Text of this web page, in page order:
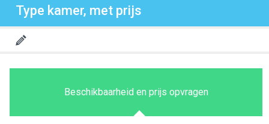
Type kamer, met prijs
Beschikbaarheid en prijs opvragen